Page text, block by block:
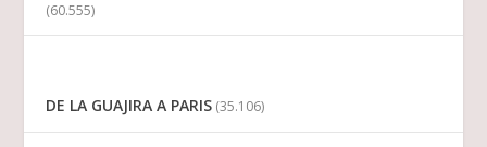
(60.555)
DE LA GUAJIRA A PARIS (35.106)